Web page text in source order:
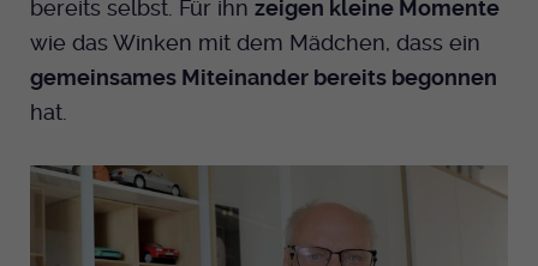
bereits selbst. Für ihn zeigen kleine Momente
wie das Winken mit dem Mädchen, dass ein
gemeinsames Miteinander bereits begonnen
hat.